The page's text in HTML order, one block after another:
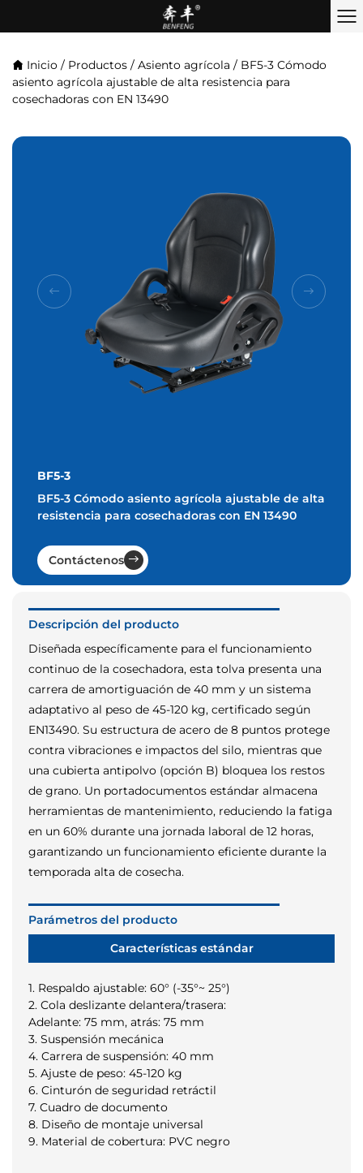
Inicio / Productos / Asiento agrícola / BF5-3 Cómodo
asiento agrícola ajustable de alta resistencia para
cosechadoras con EN 13490
BF5-3
BF5-3 Cómodo asiento agrícola ajustable de alta
resistencia para cosechadoras con EN 13490
Contáctenos
Descripción del producto
Diseñada específicamente para el funcionamiento
continuo de la cosechadora, esta tolva presenta una
carrera de amortiguación de 40 mm y un sistema
adaptativo al peso de 45-120 kg, certificado según
EN13490. Su estructura de acero de 8 puntos protege
contra vibraciones e impactos del silo, mientras que
una cubierta antipolvo (opción B) bloquea los restos
de grano. Un portadocumentos estándar almacena
herramientas de mantenimiento, reduciendo la fatiga
en un 60% durante una jornada laboral de 12 horas,
garantizando un funcionamiento eficiente durante la
temporada alta de cosecha.
Parámetros del producto
Características estándar
1. Respaldo ajustable: 60° (-35°~ 25°)
2. Cola deslizante delantera/trasera:
Adelante: 75 mm, atrás: 75 mm
3. Suspensión mecánica
4. Carrera de suspensión: 40 mm
5. Ajuste de peso: 45-120 kg
6. Cinturón de seguridad retráctil
7. Cuadro de documento
8. Diseño de montaje universal
9. Material de cobertura: PVC negro